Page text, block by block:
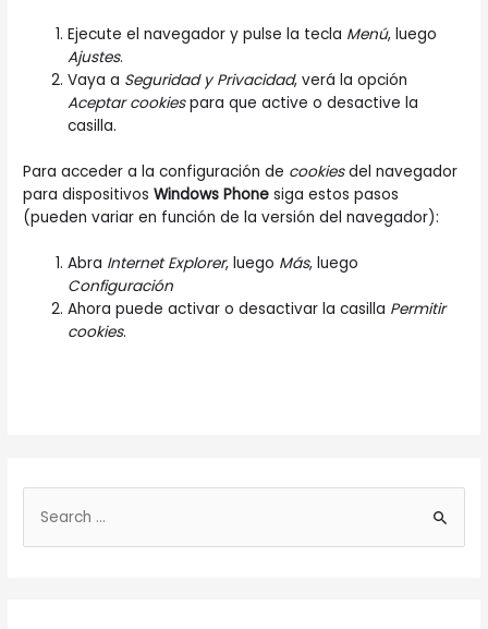
Ejecute el navegador y pulse la tecla Menú, luego
Ajustes.
Vaya a Seguridad y Privacidad, verá la opción
Aceptar cookiespara que active o desactive la
casilla.
Para acceder a la configuración de cookiesdel navegador
para dispositivosWindows Phone siga estos pasos
(pueden variar en función de la versión del navegador):
Abra Internet Explorer, luego Más, luego
Configuración
Ahora puede activar o desactivar la casilla Permitir
cookies.